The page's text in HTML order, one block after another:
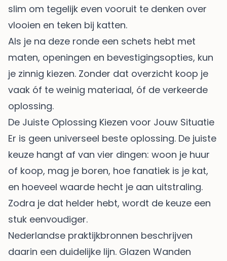
slim om tegelijk even vooruit te denken over
vlooien en teken bij katten.
Als je na deze ronde een schets hebt met
maten, openingen en bevestigingsopties, kun
je zinnig kiezen. Zonder dat overzicht koop je
vaak óf te weinig materiaal, óf de verkeerde
oplossing.
De Juiste Oplossing Kiezen voor Jouw Situatie
Er is geen universeel beste oplossing. De juiste
keuze hangt af van vier dingen: woon je huur
of koop, mag je boren, hoe fanatiek is je kat,
en hoeveel waarde hecht je aan uitstraling.
Zodra je dat helder hebt, wordt de keuze een
stuk eenvoudiger.
Nederlandse praktijkbronnen beschrijven
daarin een duidelijke lijn. Glazen Wanden